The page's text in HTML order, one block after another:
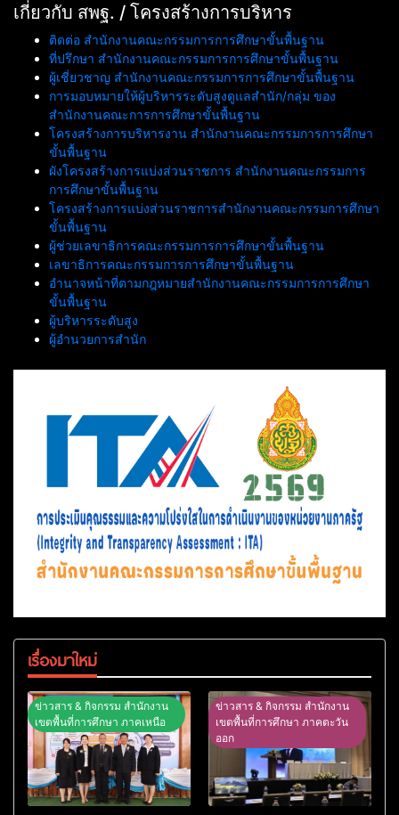
ประจำปี พ.ศ. 2569
เกี่ยวกับ สพฐ. / โครงสร้างการบริหาร
ติดต่อ สำนักงานคณะกรรมการการศึกษาขั้นพื้นฐาน
ที่ปรึกษา สำนักงานคณะกรรมการการศึกษาขั้นพื้นฐาน
ผู้เชี่ยวชาญ สำนักงานคณะกรรมการการศึกษาขั้นพื้นฐาน
การมอบหมายให้ผู้บริหารระดับสูงดูแลสำนัก/กลุ่ม ของ
สำนักงานคณะการการศึกษาขั้นพื้นฐาน
โครงสร้างการบริหารงาน สำนักงานคณะกรรมการการศึกษา
ขั้นพื้นฐาน
ผังโครงสร้างการแบ่งส่วนราชการ สำนักงานคณะกรรมการ
การศึกษาขั้นพื้นฐาน
โครงสร้างการแบ่งส่วนราชการสำนักงานคณะกรรมการศึกษา
ขั้นพื้นฐาน
ผู้ช่วยเลขาธิการคณะกรรมการการศึกษาขั้นพื้นฐาน
เลขาธิการคณะกรรมการการศึกษาขั้นพื้นฐาน
อำนาจหน้าที่ตามกฎหมายสำนักงานคณะกรรมการการศึกษา
ขั้นพื้นฐาน
ผู้บริหารระดับสูง
ผู้อำนวยการสำนัก
เรื่องมาใหม่
ข่าวสาร & กิจกรรม สำนักงาน
เขตพื้นที่การศึกษา ภาคเหนือ
ข่าวสาร & กิจกรรม สำนักงาน
เขตพื้นที่การศึกษา ภาคตะวัน
ออก